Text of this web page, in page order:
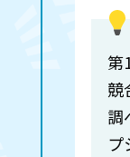
第
競
調
プ